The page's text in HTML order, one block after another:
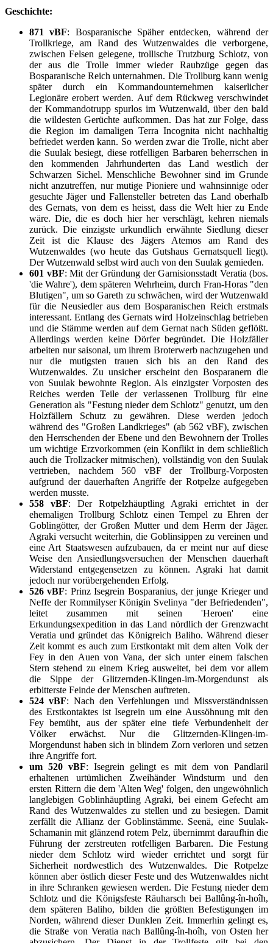
Geschichte:
871 vBF: Bosparanische Späher entdecken, während der
Trollkriege, am Rand des Wutzenwaldes die verborgene,
zwischen Felsen gelegene, trollische Trutzburg Schlotz, von
der aus die Trolle immer wieder Raubzüge gegen das
Bosparanische Reich unternahmen. Die Trollburg kann wenig
später durch ein Kommandounternehmen kaiserlicher
Legionäre erobert werden. Auf dem Rückweg verschwindet
der Kommandotrupp spurlos im Wutzenwald, über den bald
die wildesten Gerüchte aufkommen. Das hat zur Folge, dass
die Region im damaligen Terra Incognita nicht nachhaltig
befriedet werden kann. So werden zwar die Trolle, nicht aber
die Suulak besiegt, diese rotfelligen Barbaren beherrschen in
den kommenden Jahrhunderten das Land westlich der
Schwarzen Sichel. Menschliche Bewohner sind im Grunde
nicht anzutreffen, nur mutige Pioniere und wahnsinnige oder
gesuchte Jäger und Fallensteller betreten das Land oberhalb
des Gernats, von dem es heisst, dass die Welt hier zu Ende
wäre. Die, die es doch hier her verschlägt, kehren niemals
zurück. Die einzigste urkundlich erwähnte Siedlung dieser
Zeit ist die Klause des Jägers Atemos am Rand des
Wutzenwaldes (wo heute das Gutshaus Gernatsquell liegt).
Der Wutzenwald selbst wird auch von den Suulak gemieden.
601 vBF: Mit der Gründung der Garnisionsstadt Veratia (bos.
'die Wahre'), dem späteren Wehrheim, durch Fran-Horas "den
Blutigen", um so Gareth zu schwächen, wird der Wutzenwald
für die Neusiedler aus dem Bosparanischen Reich erstmals
interessant. Entlang des Gernats wird Holzeinschlag betrieben
und die Stämme werden auf dem Gernat nach Süden geflößt.
Allerdings werden keine Dörfer begründet. Die Holzfäller
arbeiten nur saisonal, um ihrem Broterwerb nachzugehen und
nur die mutigsten trauen sich bis an den Rand des
Wutzenwaldes. Zu unsicher erscheint den Bosparanern die
von Suulak bewohnte Region. Als einzigster Vorposten des
Reiches werden Teile der verlassenen Trollburg für eine
Generation als "Festung nieder dem Schlotz" genutzt, um den
Holzfällern Schutz zu gewähren. Diese werden jedoch
während des "Großen Landkrieges" (ab 562 vBF), zwischen
den Herrschenden der Ebene und den Bewohnern der Trolles
um wichtige Erzvorkommen (ein Konflikt in dem schließlich
auch die Trollzacker mitmischen), vollständig von den Suulak
vertrieben, nachdem 560 vBF der Trollburg-Vorposten
aufgrund der dauerhaften Angriffe der Rotpelze aufgegeben
werden musste.
558 vBF: Der Rotpelzhäuptling Agraki errichtet in der
ehemaligen Trollburg Schlotz einen Tempel zu Ehren der
Goblingötter, der Großen Mutter und dem Herrn der Jäger.
Agraki versucht weiterhin, die Goblinsippen zu vereinen und
eine Art Staatswesen aufzubauen, da er meint nur auf diese
Weise den Ansiedlungsversuchen der Menschen dauerhaft
Widerstand entgegensetzen zu können. Agraki hat damit
jedoch nur vorübergehenden Erfolg.
526 vBF: Prinz Isegrein Bosparanius, der junge Krieger und
Neffe der Rommilyser Königin Svelinya "der Befriedenden",
leitet zusammen mit seinen 'Heroen' eine
Erkundungsexpedition in das Land nördlich der Grenzwacht
Veratia und gründet das Königreich Baliho. Während dieser
Zeit kommt es auch zum Erstkontakt mit dem alten Volk der
Fey in den Auen von Vana, der sich unter einem falschen
Stern stehend zu einem Krieg ausweitet, bei dem vor allem
die Sippe der Glitzernden-Klingen-im-Morgendunst als
erbitterste Feinde der Menschen auftreten.
524 vBF: Nach den Verfehlungen und Missverständnissen
des Erstkontaktes ist Isegrein um eine Aussöhnung mit den
Fey bemüht, aus der später eine tiefe Verbundenheit der
Völker erwächst. Nur die Glitzernden-Klingen-im-
Morgendunst haben sich in blindem Zorn verloren und setzen
ihre Angriffe fort.
um 520 vBF: Isegrein gelingt es mit dem von Pandlaril
erhaltenen urtümlichen Zweihänder Windsturm und den
ersten Rittern die dem 'Alten Weg' folgen, den ungewöhnlich
langlebigen Goblinhäuptling Agraki, bei einem Gefecht am
Rand des Wutzenwaldes zu stellen und zu besiegen. Damit
zerfällt die Allianz der Goblinstämme. Seenä, eine Suulak-
Schamanin mit glänzend rotem Pelz, übernimmt daraufhin die
Führung der zerstreuten rotfelligen Barbaren. Die Festung
nieder dem Schlotz wird wieder errichtet und sorgt für
Sicherheit nordwestlich des Wutzenwaldes. Die Rotpelze
können aber östlich dieser Feste und des Wutzenwaldes nicht
in ihre Schranken gewiesen werden. Die Festung nieder dem
Schlotz und die Königsfeste Räuharsch bei Ballûng-în-hoîh,
dem späteren Baliho, bilden die größten Befestigungen im
Norden, während dieser Dunklen Zeit. Immerhin gelingt es,
die Straße von Veratia nach Ballûng-în-hoîh, von Osten her